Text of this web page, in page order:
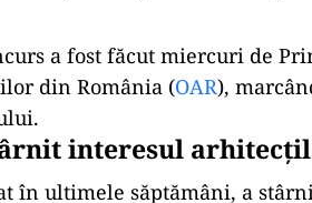
a fost făcut miercuri de
din România (OAR),
interesul
în ultimele săptămâni, a